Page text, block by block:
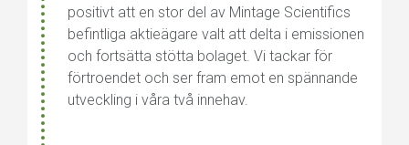
positivt att en stor del av Mintage Scientifics
befintliga aktieägare valt att delta i emissionen
och fortsätta stötta bolaget. Vi tackar för
förtroendet och ser fram emot en spännande
utveckling i våra två innehav.